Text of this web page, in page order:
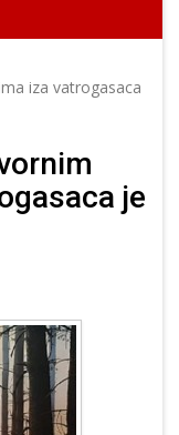
iza vatrogasaca
je